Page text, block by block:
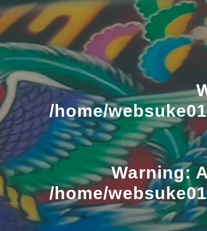
/home/
Warning:
/home/